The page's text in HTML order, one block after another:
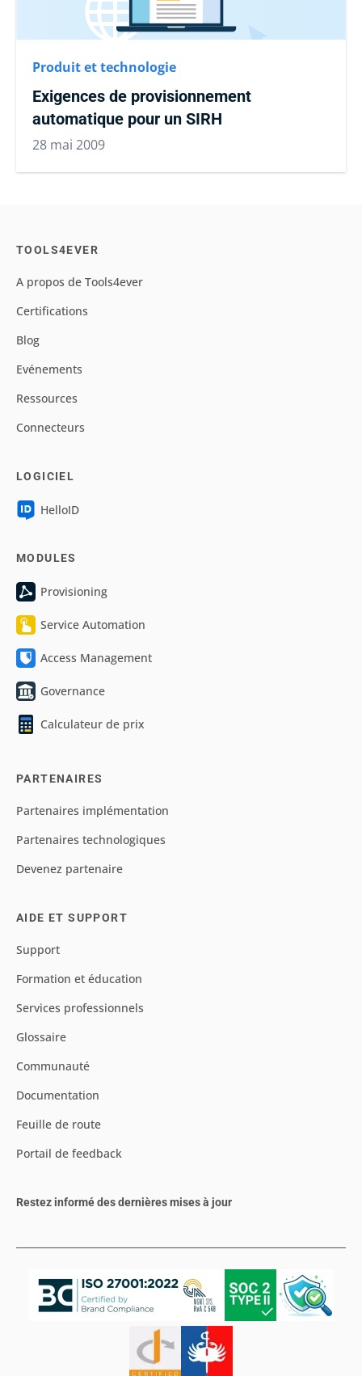
Produit et technologie
Exigences de provisionnement
automatique pour un SIRH
28 mai 2009
TOOLS4EVER
A propos de Tools4ever
Certifications
Blog
Evénements
Ressources
Connecteurs
LOGICIEL
HelloID
MODULES
Provisioning
Service Automation
Access Management
Governance
Calculateur de prix
PARTENAIRES
Partenaires implémentation
Partenaires technologiques
Devenez partenaire
AIDE ET SUPPORT
Support
Formation et éducation
Services professionnels
Glossaire
Communauté
Documentation
Feuille de route
Portail de feedback
Restez informé des dernières mises à jour